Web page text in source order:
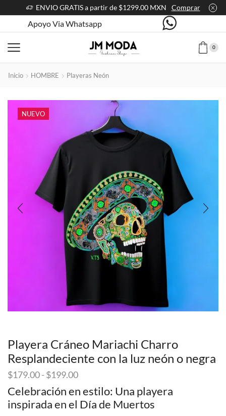
ENVIO GRATIS a partir de $1299.00 MXN Comprar
Apoyo Via Whatsapp
0
Inicio HOMBRE Playeras Neón
NUEVO
Playera Cráneo Mariachi Charro
Resplandeciente con la luz neón o negra
$179.00-$199.00Rango
precios:
desde
Celebración en estilo: Una playera
inspirada en el Día de Muertos